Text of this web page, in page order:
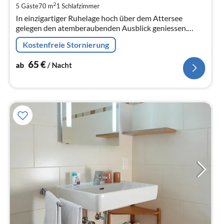
5 Gäste70 m21 Schlafzimmer
In einzigartiger Ruhelage hoch über dem Attersee
gelegen den atemberaubenden Ausblick geniessen.
Erholung und Entspannung sind garantiert.
Kostenfreie Stornierung
ab 65€ / Nacht